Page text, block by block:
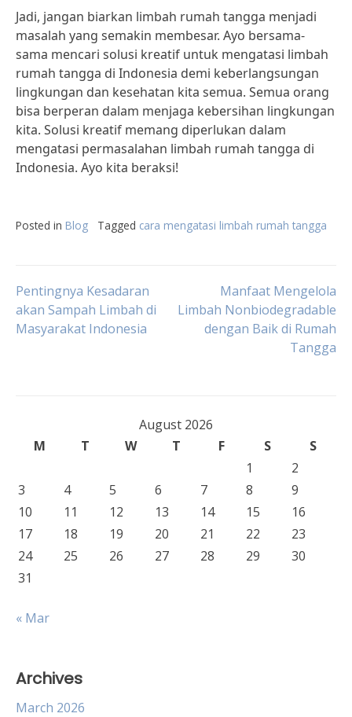
Jadi, jangan biarkan limbah rumah tangga menjadi
masalah yang semakin membesar. Ayo bersama-
sama mencari solusi kreatif untuk mengatasi limbah
rumah tangga di Indonesia demi keberlangsungan
lingkungan dan kesehatan kita semua. Semua orang
bisa berperan dalam menjaga kebersihan lingkungan
kita. Solusi kreatif memang diperlukan dalam
mengatasi permasalahan limbah rumah tangga di
Indonesia. Ayo kita beraksi!
Posted in Blog Tagged cara mengatasi limbah rumah tangga
Post
navigation
Pentingnya Kesadaran
akan Sampah Limbah di
Masyarakat Indonesia
Manfaat Mengelola
Limbah Nonbiodegradable
dengan Baik di Rumah
Tangga
August 2026
M
T W T F S
S
1
2
3
4 5 6 7 8
9
10
11 12 13 14 15
16
17
18 19 20 21 22
23
24
25 26 27 28 29
30
31
« Mar
Archives
March 2026